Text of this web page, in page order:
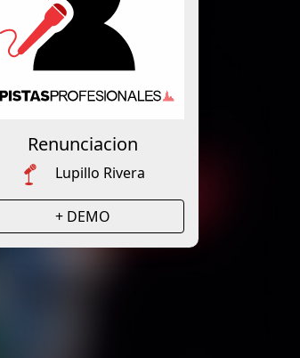
Renunciacion
Lupillo Rivera
+ DEMO